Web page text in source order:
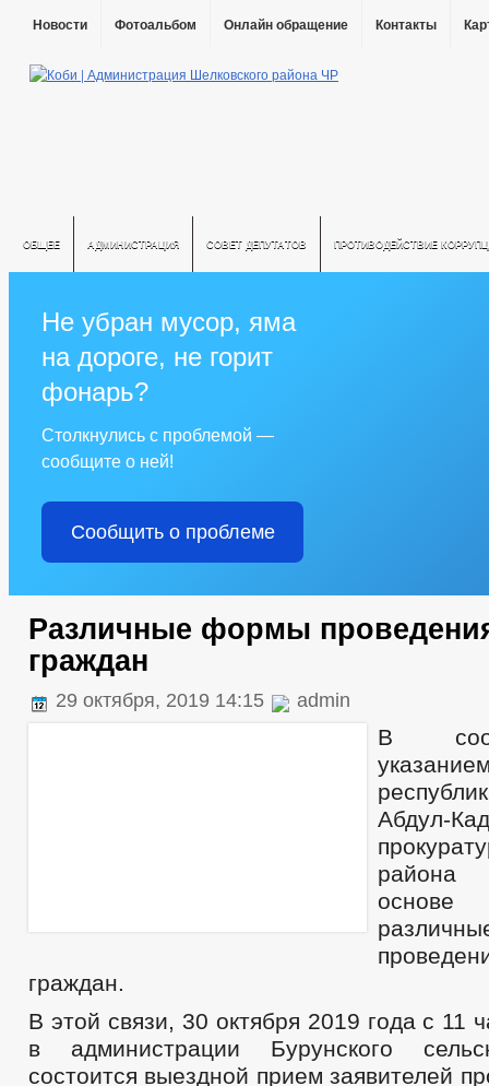
Новости Фотоальбом Онлайн обращение Контакты
ОБЩЕЕ АДМИНИСТРАЦИЯ СОВЕТ ДЕПУТАТОВ ПРОТИВОДЕЙСТВИЕ
Не убран мусор, яма
на дороге, не горит
фонарь?
Столкнулись с проблемой —
сообщите о ней!
Сообщить о проблеме
Различные формы
граждан
29 октября, 2019 14:15 admin
В
Абдул-
района
основе
граждан.
В этой связи, 30 октября 2019 года с 11
в администрации Бурунского
состоится выездной прием заявителей